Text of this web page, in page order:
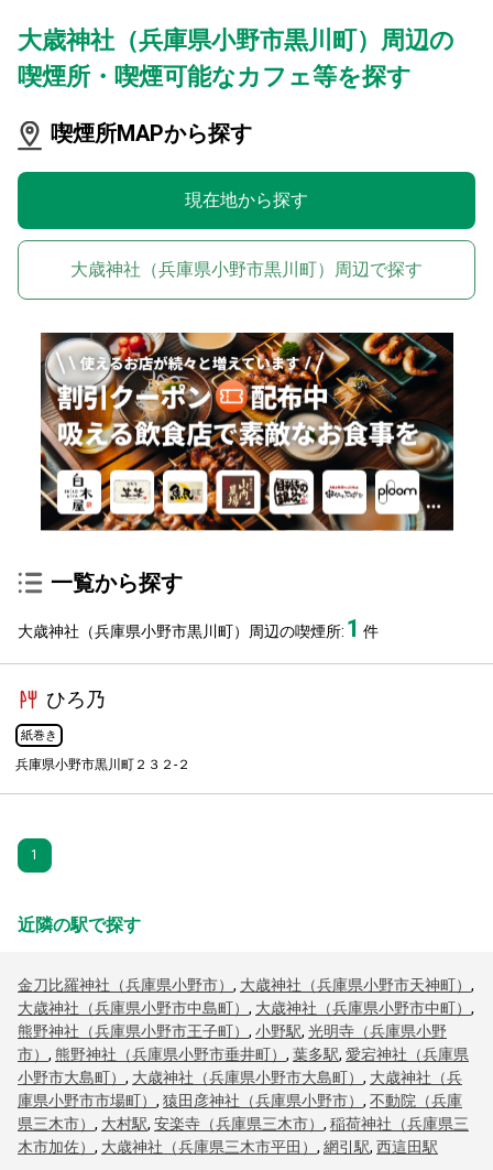
大歳神社（兵庫県小野市黒川町）周辺の
喫煙所・喫煙可能なカフェ等を探す
喫煙所MAPから探す
現在地から探す
大歳神社（兵庫県小野市黒川町）周辺で探す
一覧から探す
大歳神社（兵庫県小野市黒川町）周辺の喫煙所: 1 件
ひろ乃
紙巻き
兵庫県小野市黒川町２３２-２
1
近隣の駅で探す
金刀比羅神社（兵庫県小野市） , 大歳神社（兵庫県小野市天神町） ,
大歳神社（兵庫県小野市中島町） , 大歳神社（兵庫県小野市中町） ,
熊野神社（兵庫県小野市王子町） , 小野駅, 光明寺（兵庫県小野
市） , 熊野神社（兵庫県小野市垂井町） , 葉多駅, 愛宕神社（兵庫県
小野市大島町） , 大歳神社（兵庫県小野市大島町） , 大歳神社（兵
庫県小野市市場町） , 猿田彦神社（兵庫県小野市） , 不動院（兵庫
県三木市） , 大村駅, 安楽寺（兵庫県三木市） , 稲荷神社（兵庫県三
木市加佐） , 大歳神社（兵庫県三木市平田） , 網引駅, 西這田駅